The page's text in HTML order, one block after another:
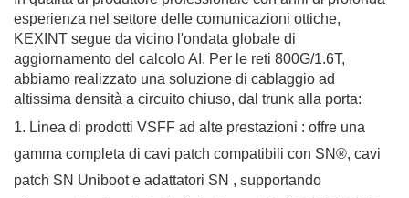
esperienza nel settore delle comunicazioni ottiche,
KEXINT segue da vicino l'ondata globale di
aggiornamento del calcolo AI. Per le reti 800G/1.6T,
abbiamo realizzato una soluzione di cablaggio ad
altissima densità a circuito chiuso, dal trunk alla porta:
1. Linea di prodotti VSFF ad alte prestazioni : offre una
gamma completa di cavi patch compatibili con SN®, cavi
patch SN Uniboot e adattatori SN , supportando